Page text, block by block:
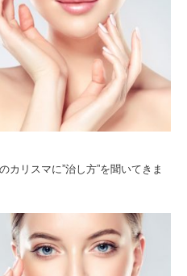
カリスマに”治し方”を聞いてきま